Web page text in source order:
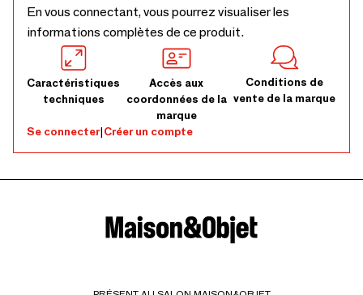
En vous connectant, vous pourrez visualiser les
informations complètes de ce produit.
Caractéristiques
techniques
Accès aux
coordonnées de la
marque
Conditions de
vente de la marque
Se connecter|Créer un compte